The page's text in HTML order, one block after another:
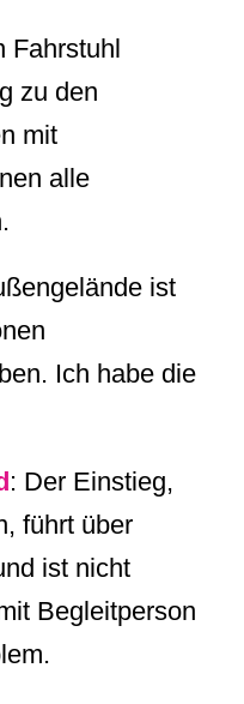
Fahrstuhl
zu den
mit
alle
ist
Ich habe die
: Der Einstieg,
führt über
ist nicht
Begleitperson